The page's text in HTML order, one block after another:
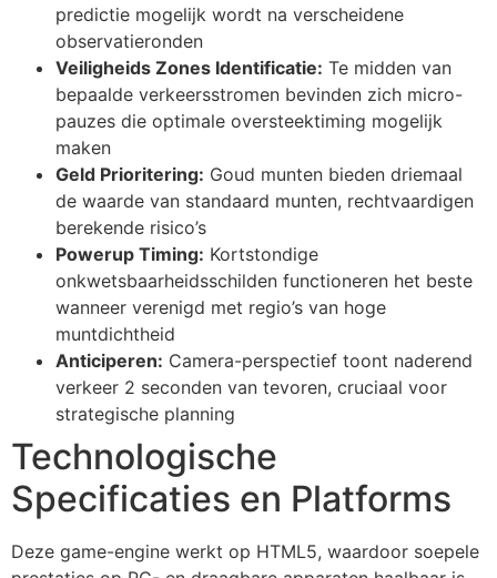
predictie mogelijk wordt na verscheidene
observatieronden
Veiligheids Zones Identificatie: Te midden van
bepaalde verkeersstromen bevinden zich micro-
pauzes die optimale oversteektiming mogelijk
maken
Geld Prioritering: Goud munten bieden driemaal
de waarde van standaard munten, rechtvaardigen
berekende risico’s
Powerup Timing: Kortstondige
onkwetsbaarheidsschilden functioneren het beste
wanneer verenigd met regio’s van hoge
muntdichtheid
Anticiperen: Camera-perspectief toont naderend
verkeer 2 seconden van tevoren, cruciaal voor
strategische planning
Technologische
Specificaties en Platforms
Deze game-engine werkt op HTML5, waardoor soepele